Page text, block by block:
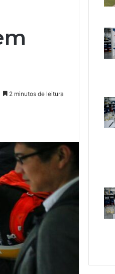
2 minutos de leitura